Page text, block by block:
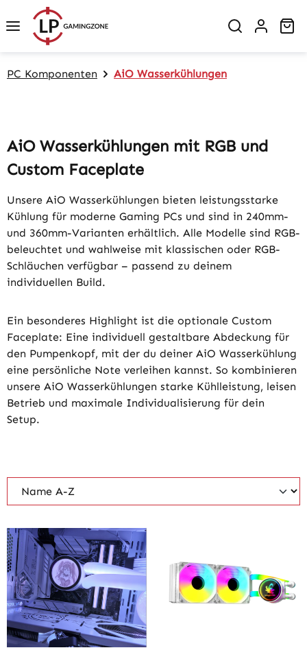
Zum Hauptinhalt springen
PC Komponenten AiO Wasserkühlungen
AiO Wasserkühlungen mit RGB und
Custom Faceplate
Unsere AiO Wasserkühlungen bieten leistungsstarke
Kühlung für moderne Gaming PCs und sind in 240mm-
und 360mm-Varianten erhältlich. Alle Modelle sind RGB-
beleuchtet und wahlweise mit klassischen oder RGB-
Schläuchen verfügbar – passend zu deinem
individuellen Build.
Ein besonderes Highlight ist die optionale Custom
Faceplate: Eine individuell gestaltbare Abdeckung für
den Pumpenkopf, mit der du deiner AiO Wasserkühlung
eine persönliche Note verleihen kannst. So kombinieren
unsere AiO Wasserkühlungen starke Kühlleistung, leisen
Betrieb und maximale Individualisierung für dein
Setup.